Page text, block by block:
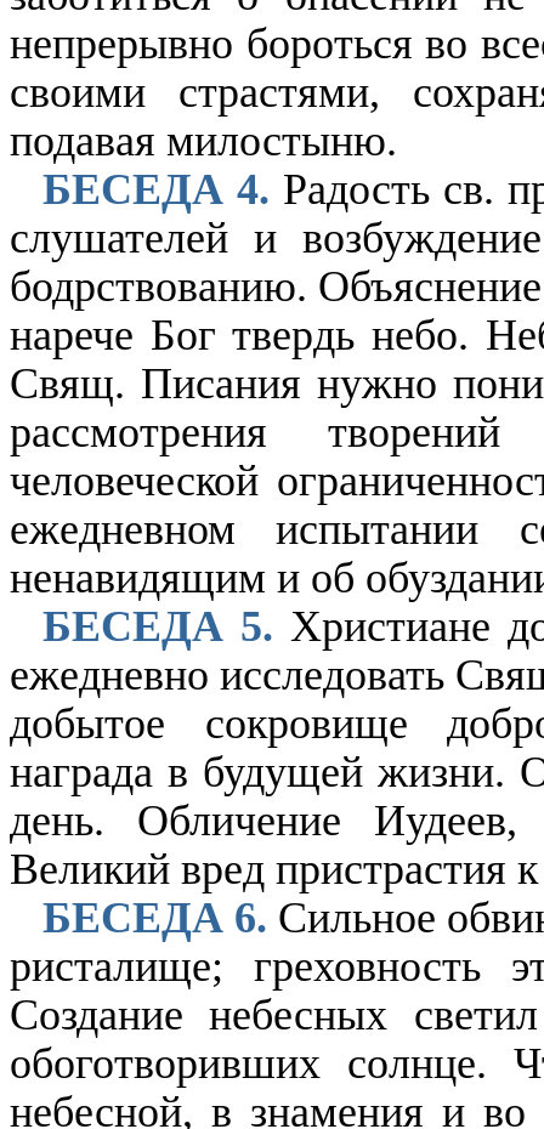
непрерывно бороться во
своими страстями,
подавая милостыню.
БЕСЕДА 4. Радость св.
слушателей и
бодрствованию.
нарече Бог твердь небо.
Свящ. Писания нужно
рассмотрения
человеческой
ежедневном
ненавидящим и об
БЕСЕДА 5. Христиане
ежедневно исследовать
добытое сокровище
награда в будущей жизни.
день. Обличение
Великий вред пристрастия
БЕСЕДА 6. Сильное
ристалище; греховность
Создание небесных
обоготворивших солнце.
небесной, в знамения и